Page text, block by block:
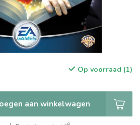
Op voorraad (1)
aan winkelwagen